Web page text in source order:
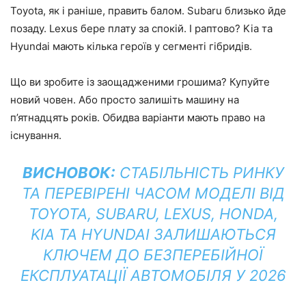
Toyota, як і раніше, править балом. Subaru близько йде
позаду. Lexus бере плату за спокій. І раптово? Kia та
Hyundai мають кілька героїв у сегменті гібридів.
Що ви зробите із заощадженими грошима? Купуйте
новий човен. Або просто залишіть машину на
п’ятнадцять років. Обидва варіанти мають право на
існування.
ВИСНОВОК: СТАБІЛЬНІСТЬ РИНКУ
ТА ПЕРЕВІРЕНІ ЧАСОМ МОДЕЛІ ВІД
TOYOTA, SUBARU, LEXUS, HONDA,
KIA ТА HYUNDAI ЗАЛИШАЮТЬСЯ
КЛЮЧЕМ ДО БЕЗПЕРЕБІЙНОЇ
ЕКСПЛУАТАЦІЇ АВТОМОБІЛЯ У 2026